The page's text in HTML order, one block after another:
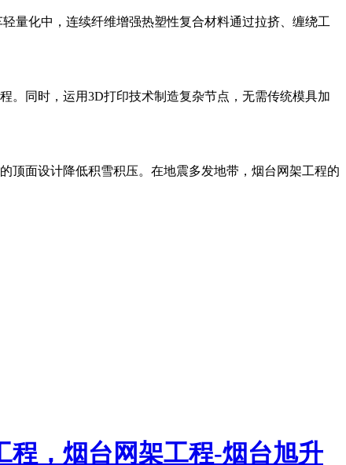
量化中，连续纤维增强热塑性复合材料通过拉挤、缠绕工
。同时，运用3D打印技术制造复杂节点，无需传统模具加
顶面设计降低积雪积压。在地震多发地带，烟台网架工程的